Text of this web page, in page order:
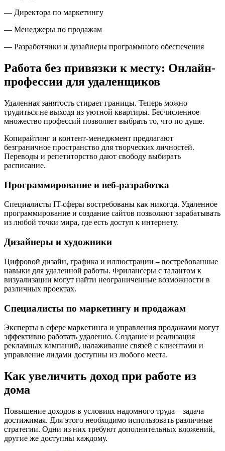
— Директора по маркетингу
— Менеджеры по продажам
— Разработчики и дизайнеры программного обеспечения
Работа без привязки к месту: Онлайн-
профессии для удаленщиков
Удаленная занятость стирает границы. Теперь можно
трудиться не выходя из уютной квартиры. Бесчисленное
множество профессий позволяет выбрать то, что по душе.
Копирайтинг и контент-менеджмент предлагают
безграничное пространство для творческих личностей.
Переводы и репетиторство дают свободу выбирать
расписание.
Программирование и веб-разработка
Специалисты IT-сферы востребованы как никогда. Удаленное
программирование и создание сайтов позволяют зарабатывать
из любой точки мира, где есть доступ к интернету.
Дизайнеры и художники
Цифровой дизайн, графика и иллюстрации – востребованные
навыки для удаленной работы. Фрилансеры с талантом к
визуализации могут найти неограниченные возможности в
различных проектах.
Специалисты по маркетингу и продажам
Эксперты в сфере маркетинга и управления продажами могут
эффективно работать удаленно. Создание и реализация
рекламных кампаний, налаживание связей с клиентами и
управление лидами доступны из любого места.
Как увеличить доход при работе из
дома
Повышение доходов в условиях надомного труда – задача
достижимая. Для этого необходимо использовать различные
стратегии. Одни из них требуют дополнительных вложений,
другие же доступны каждому.